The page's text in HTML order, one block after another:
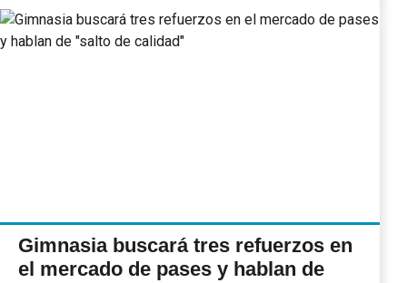
Gimnasia buscará tres refuerzos en
el mercado de pases y hablan de